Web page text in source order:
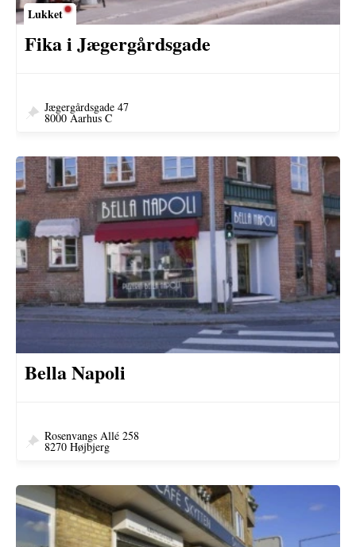
Lukket
Fika i Jægergårdsgade
Jægergårdsgade 47
8000 Aarhus C
Bella Napoli
Rosenvangs Allé 258
8270 Højbjerg